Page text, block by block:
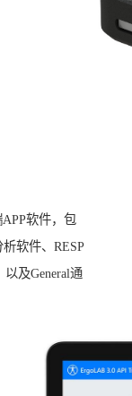
软件，包
软件、RESP
及General通